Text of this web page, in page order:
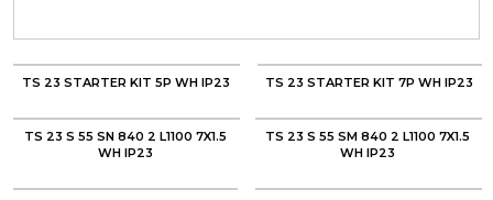
TS 23 STARTER KIT 5P WH IP23 TS 23 STARTER KIT 7P WH IP23
TS 23 S 55 SN 840 2 L1100 7X1.5
WH IP23
TS 23 S 55 SM 840 2 L1100 7X1.5
WH IP23